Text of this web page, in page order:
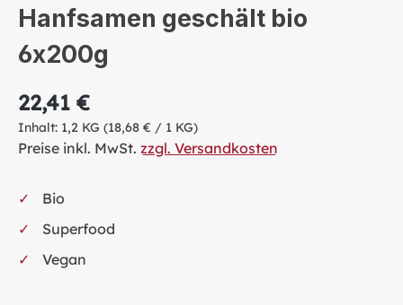
Hanfsamen geschält bio
6x200g
22,41 €
Inhalt: 1,2 KG (18,68 € / 1 KG)
Preise inkl. MwSt. zzgl. Versandkosten
Bio
Superfood
Vegan